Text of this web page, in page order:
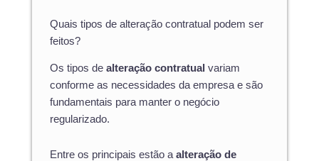
Quais tipos de alteração contratual podem ser
feitos?
Os tipos de alteração contratual variam
conforme as necessidades da empresa e são
fundamentais para manter o negócio
regularizado.
Entre os principais estão a alteração de